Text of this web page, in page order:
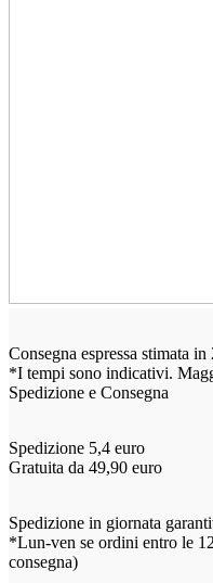
Consegna espressa stimata
*I tempi sono indicativi.
Spedizione e Consegna
Spedizione 5,4 euro
Gratuita da 49,90 euro
Spedizione in giornata
*Lun-ven se ordini entro le
consegna)